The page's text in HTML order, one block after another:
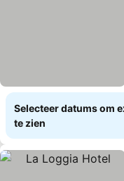
Selecteer datums om
te zien